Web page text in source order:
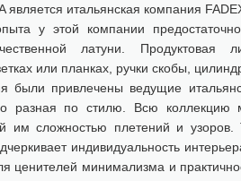
итальянская компания
у этой компании
латуни.
или планках, ручки скобы,
были привлечены ведущие
разная по стилю. Всю коллекцию
им сложностью плетений и узоров.
индивидуальность
ценителей минимализма и